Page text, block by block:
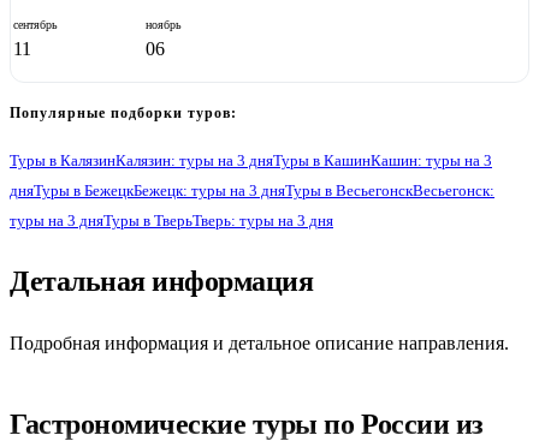
1
сентябрь
11
ноябрь
06
Популярные подборки туров:
Туры в КалязинКалязин: туры на 3 дняТуры в КашинКашин: туры на 3
дняТуры в БежецкБежецк: туры на 3 дняТуры в ВесьегонскВесьегонск:
туры на 3 дняТуры в ТверьТверь: туры на 3 дня
Детальная информация
Подробная информация и детальное описание направления.
Гастрономические туры по России из